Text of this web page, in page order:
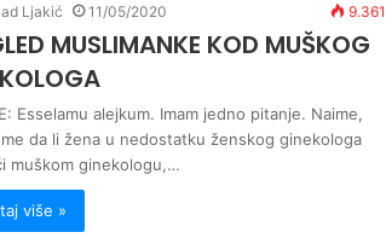
Ljakić 11/05/2020 9.361
MUSLIMANKE KOD MUŠKOG
Esselamu alejkum. Imam jedno pitanje. Naime,
me da li žena u nedostatku ženskog ginekologa
muškom ginekologu,…
više »